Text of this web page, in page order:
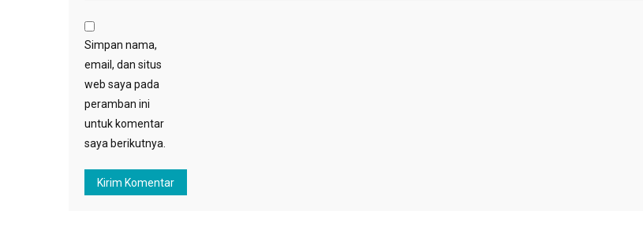
Simpan nama,
email, dan situs
web saya pada
peramban ini
untuk komentar
saya berikutnya.